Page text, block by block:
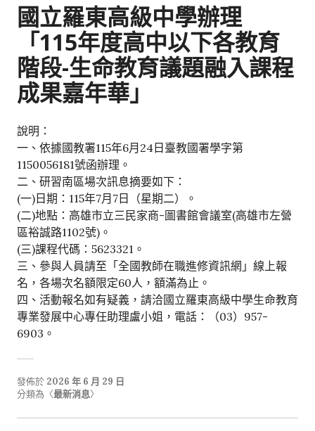
國立羅東高級中學辦理
「115年度高中以下各教育
階段-生命教育議題融入課程
成果嘉年華」
說明：
一、依據國教署115年6月24日臺教國署學字第
1150056181號函辦理。
二、研習南區場次訊息摘要如下：
(一)日期：115年7月7日（星期二）。
(二)地點：高雄市立三民家商-圖書館會議室(高雄市左營
區裕誠路1102號)。
(三)課程代碼：5623321。
三、參與人員請至「全國教師在職進修資訊網」線上報
名，各場次名額限定60人，額滿為止。
四、活動報名如有疑義，請洽國立羅東高級中學生命教育
專業發展中心專任助理盧小姐，電話：（03）957-
6903。
發佈於 2026 年 6 月 29 日
分類為〈最新消息〉